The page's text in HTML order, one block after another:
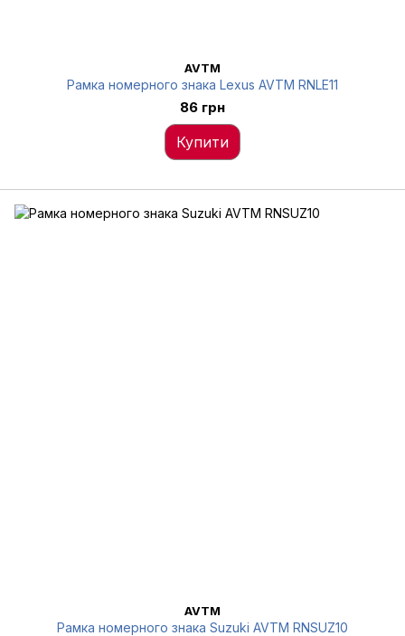
AVTM
Рамка номерного знака Lexus AVTM RNLE11
86 грн
Купити
AVTM
Рамка номерного знака Suzuki AVTM RNSUZ10